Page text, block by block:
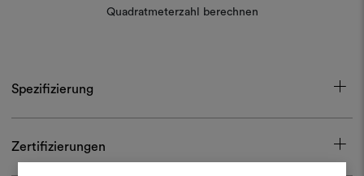
Quadratmeterzahl berechnen
Spezifizierung
Zertifizierungen